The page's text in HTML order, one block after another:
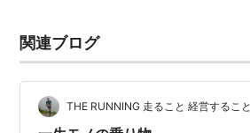
関連ブログ
THE RUNNING 走ること 経営すること